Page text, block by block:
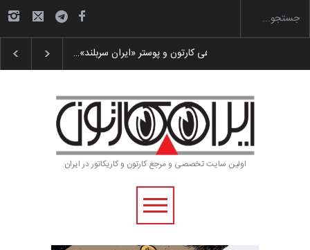
رویداد کارگاهی کارتون و پوستر «ایران سربلند»…
اولین سایت تخصصی و مرجع کارتون و کاریکاتور در ایران